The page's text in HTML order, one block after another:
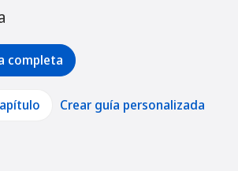
completa
Crear guía personalizada